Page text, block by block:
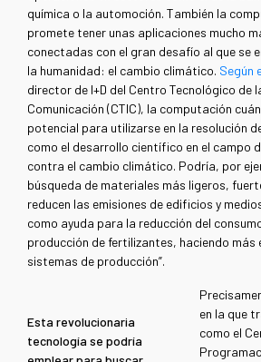
química o la automoción. También la
promete tener unas aplicaciones mucho
conectadas con el gran desafío al que se
la humanidad: el cambio climático. Según
director de I+D del Centro Tecnológico de
Comunicación (CTIC), la computación
potencial para utilizarse en la resolución
como el desarrollo científico en el campo
contra el cambio climático. Podría, por
búsqueda de materiales más ligeros,
reducen las emisiones de edificios y
como ayuda para la reducción del
producción de fertilizantes, haciendo más
sistemas de producción”.
Esta revolucionaria
tecnología se podría
en la que
como el